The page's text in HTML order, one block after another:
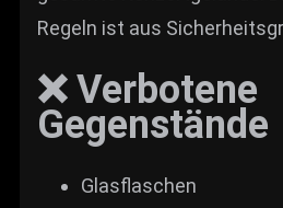
Regeln ist aus
❌ Verbotene
Gegenstände
Glasflaschen